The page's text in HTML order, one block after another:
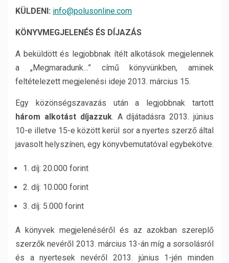
KÜLDENI: info@polusonline.com
KÖNYVMEGJELENÉS ÉS DÍJAZÁS
A beküldött és legjobbnak ítélt alkotások megjelennek
a „Megmaradunk…” című könyvünkben, aminek
feltételezett megjelenési ideje 2013. március 15.
Egy közönségszavazás után a legjobbnak tartott
három alkotást díjazzuk. A díjátadásra 2013. június
10-e illetve 15-e között kerül sor a nyertes szerző által
javasolt helyszínen, egy könyvbemutatóval egybekötve.
1. díj: 20.000 forint
2. díj: 10.000 forint
3. díj: 5.000 forint
A könyvek megjelenéséről és az azokban szereplő
szerzők nevéről 2013. március 13-án míg a sorsolásról
és a nyertesek nevéről 2013. június 1-jén minden